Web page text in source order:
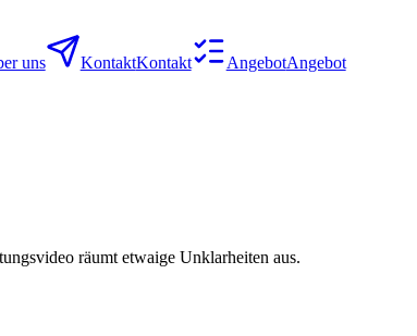
uns KontaktKontakt AngebotAngebot
räumt etwaige Unklarheiten aus.